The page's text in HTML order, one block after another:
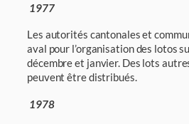
1977
Les autorités cantonales et
aval pour l’organisation des lotos
décembre et janvier. Des lots
peuvent être distribués.
1978